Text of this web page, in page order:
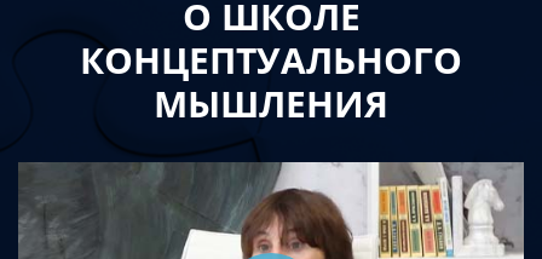
О ШКОЛЕ
КОНЦЕПТУАЛЬНОГО
МЫШЛЕНИЯ